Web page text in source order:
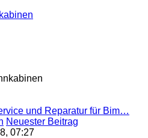
und Reparatur für Bim…
Neuester Beitrag
07:27